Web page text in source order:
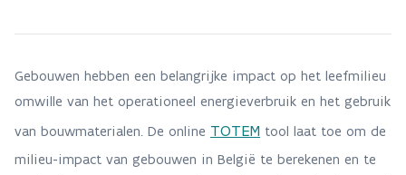
Gebouwen hebben een belangrijke impact op het leefmilieu
omwille van het operationeel energieverbruik en het gebruik
van bouwmaterialen. De online TOTEM tool laat toe om de
milieu-impact van gebouwen in België te berekenen en te